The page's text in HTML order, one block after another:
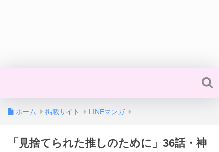
ホーム 掲載サイト LINEマンガ
「見捨てられた推しのために」36話・神